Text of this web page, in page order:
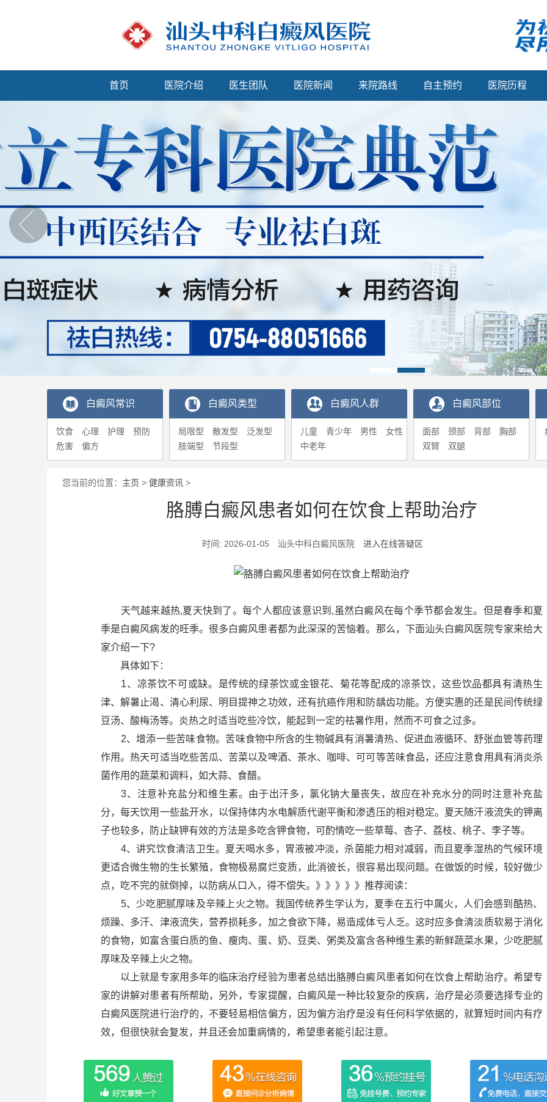
首页 医院介绍 医生团队 医院新闻 来院路线 自主预约 医院历程
白癜风常识
饮食 心理 护理
预防
危害
偏方
白癜风类型
局限型 散发型
泛发型
肢端型
节段型
白癜风人群
儿童 青少年 男性
女性
中老年
白癜风部位
面部 颈部 背部
胸部
双臂
双腿
您当前的位置： 主页 > 健康资讯 >
胳膊白癜风患者如何在饮食上帮助治疗
时间: 2026-01-05 汕头中科白癜风医院 进入在线答疑区
天气越来越热,夏天快到了。每个人都应该意识到,虽然白癜风在每个季节都会发生。但是春季和夏
季是白癜风病发的旺季。很多白癜风患者都为此深深的苦恼着。那么，下面汕头白癜风医院专家来给大
家介绍一下?
具体如下：
1、凉茶饮不可或缺。是传统的绿茶饮或金银花、菊花等配成的凉茶饮，这些饮品都具有清热生
津、解暑止渴、清心利尿、明目提神之功效，还有抗癌作用和防龋齿功能。方便实惠的还是民间传统绿
豆汤、酸梅汤等。炎热之时适当吃些冷饮，能起到一定的祛暑作用，然而不可食之过多。
2、增添一些苦味食物。苦味食物中所含的生物碱具有消暑清热、促进血液循环、舒张血管等药理
作用。热天可适当吃些苦瓜、苦菜以及啤酒、茶水、咖啡、可可等苦味食品，还应注意食用具有消炎杀
菌作用的蔬菜和调料，如大蒜、食醋。
3、注意补充盐分和维生素。由于出汗多，氯化钠大量丧失，故应在补充水分的同时注意补充盐
分，每天饮用一些盐开水，以保持体内水电解质代谢平衡和渗透压的相对稳定。夏天随汗液流失的钾离
子也较多，防止缺钾有效的方法是多吃含钾食物，可酌情吃一些草莓、杏子、荔枝、桃子、李子等。
4、讲究饮食清洁卫生。夏天喝水多，胃液被冲淡，杀菌能力相对减弱，而且夏季湿热的气候环境
更适合微生物的生长繁殖，食物极易腐烂变质，此消彼长，很容易出现问题。在做饭的时候，较好做少
点，吃不完的就倒掉，以防病从口入，得不偿失。》》》》》推荐阅读：
5、少吃肥腻厚味及辛辣上火之物。我国传统养生学认为，夏季在五行中属火，人们会感到酷热、
烦躁、多汗、津液流失，营养损耗多，加之食欲下降，易造成体亏人乏。这时应多食清淡质软易于消化
的食物，如富含蛋白质的鱼、瘦肉、蛋、奶、豆类、粥类及富含各种维生素的新鲜蔬菜水果，少吃肥腻
厚味及辛辣上火之物。
以上就是专家用多年的临床治疗经验为患者总结出胳膊白癜风患者如何在饮食上帮助治疗。希望专
家的讲解对患者有所帮助，另外，专家提醒，白癜风是一种比较复杂的疾病，治疗是必须要选择专业的
白癜风医院进行治疗的，不要轻易相信偏方，因为偏方治疗是没有任何科学依据的，就算短时间内有疗
效，但很快就会复发，并且还会加重病情的，希望患者能引起注意。